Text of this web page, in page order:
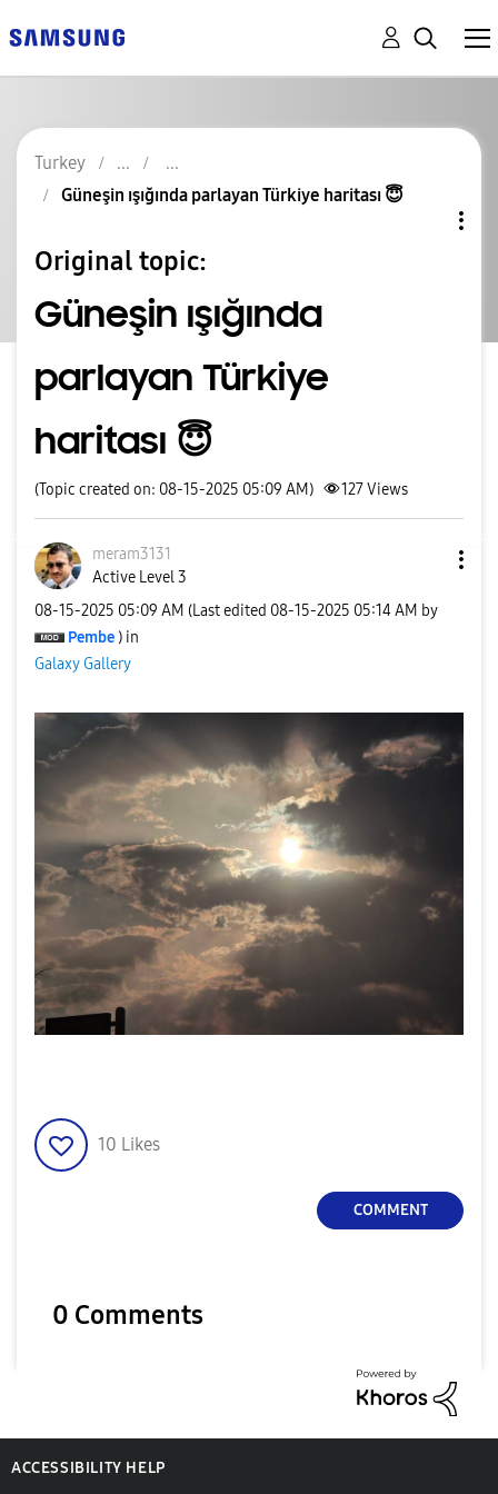
Turkey
Güneşin ışığında parlayan Türkiye haritası 😇
Original topic:
Güneşin ışığında
parlayan Türkiye
haritası 😇
(Topic created on: 08-15-2025 05:09 AM) 127Views
meram3131
Active Level 3
‎08-15-2025 05:09 AM (Last edited ‎08-15-2025 05:14 AM by
Pembe ) in
Galaxy Gallery
10 Likes
COMMENT
0 Comments
ACCESSIBILITY HELP